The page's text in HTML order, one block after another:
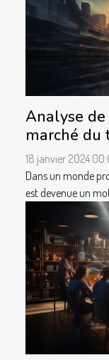
Analyse
marché du
18 janvier 2024
Dans un monde
est devenue un